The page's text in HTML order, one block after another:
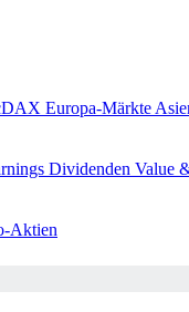
Europa-Märkte
Dividenden Value
Aktien